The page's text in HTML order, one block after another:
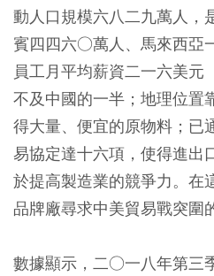
動人口規模六八二九萬人，
賓四四六○萬人、馬來西亞
員工月平均薪資二一六美元
不及中國的一半；地理位置
得大量、便宜的原物料； 已
易協定達十六項，使得進出
於提高製造業的競爭力。在
品牌廠尋求中美貿易戰突圍
數據顯示，二○一八年第三